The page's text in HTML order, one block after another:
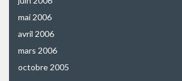
mai 2006
avril 2006
mars 2006
octobre 2005